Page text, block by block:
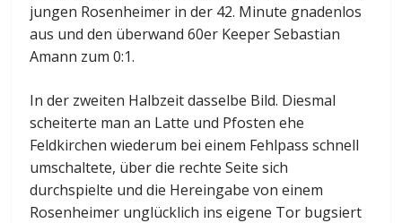
jungen Rosenheimer in der 42. Minute gnadenlos
aus und den überwand 60er Keeper Sebastian
Amann zum 0:1.
In der zweiten Halbzeit dasselbe Bild. Diesmal
scheiterte man an Latte und Pfosten ehe
Feldkirchen wiederum bei einem Fehlpass schnell
umschaltete, über die rechte Seite sich
durchspielte und die Hereingabe von einem
Rosenheimer unglücklich ins eigene Tor bugsiert